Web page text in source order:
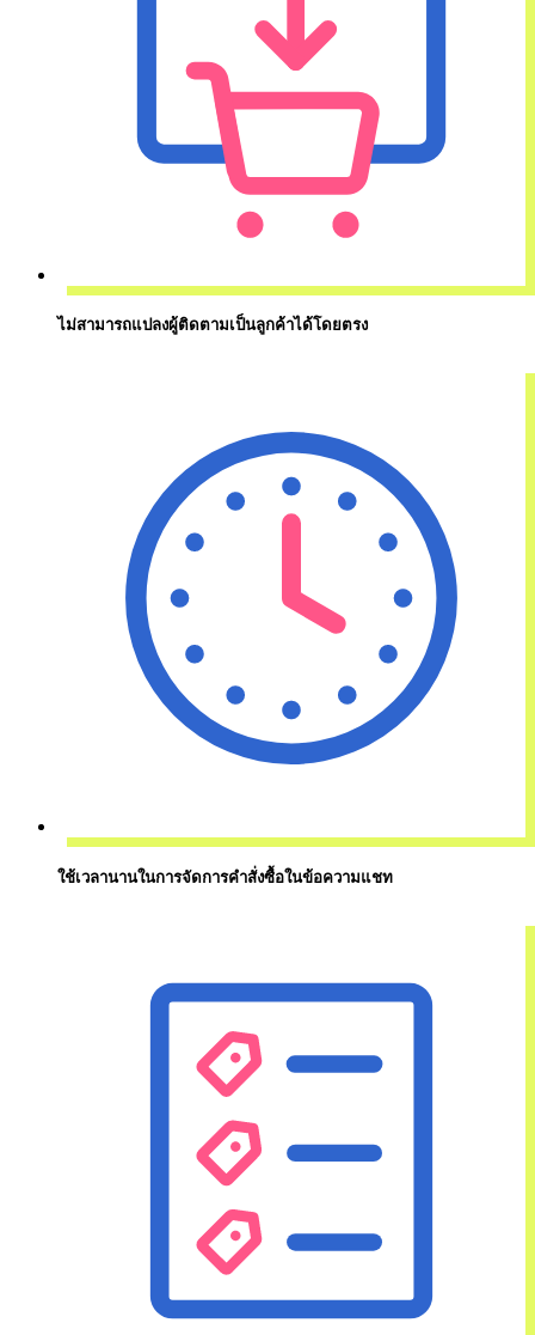
ไม่สามารถแปลงผู้ติดตามเป็นลูกค้าได้โดยตรง
ใช้เวลานานในการจัดการคำสั่งซื้อในข้อความแชท